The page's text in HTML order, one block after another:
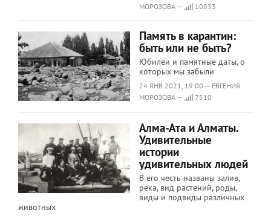
МОРОЗОВА —
10833
Память в карантин:
быть или не быть?
Юбилеи и памятные даты, о
которых мы забыли
24 ЯНВ 2021, 19:00 — ЕВГЕНИЯ
МОРОЗОВА —
7510
Алма-Ата и Алматы.
Удивительные
истории
удивительных людей
В его честь названы залив,
река, вид растений, роды,
виды и подвиды различных
животных